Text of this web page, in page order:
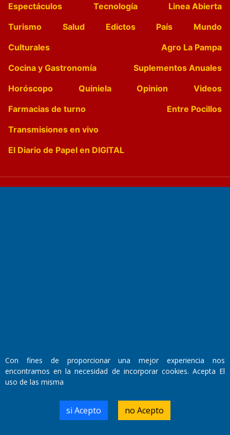
Espectáculos
Tecnología
Linea Abierta
Turismo
Salud Edictos País
Mundo
Culturales
Agro La Pampa
Cocina y Gastronomía
Suplementos Anuales
Horóscopo
Quiniela Opinion
Videos
Farmacias de turno
Entre Pocillos
Transmisiones en vivo
El Diario de Papel en DIGITAL
Santa Rosa, La Pampa.
Número de Registro DNDA:
RL-2019-55551274-APN-DNDA#MJ
Con fines de proporcionar una mejor experiencia nos
encontramos en la necesidad de incorporar cookies. Acepta El
uso de las misma
si Acepto no Acepto